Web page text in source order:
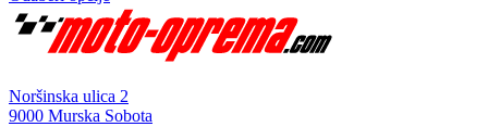
na
stranici
proizvoda
Ovaj
proizvod
varijanti.
Opcije
Noršinska ulica 2
9000 Murska Sobota